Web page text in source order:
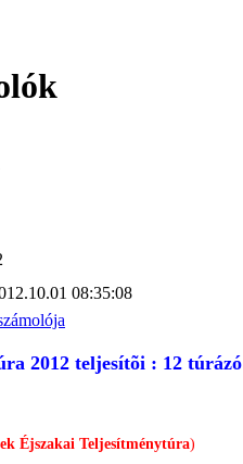
08:35:08
2012 teljesítõi : 12 túrázó
Éjszakai Teljesítménytúra)